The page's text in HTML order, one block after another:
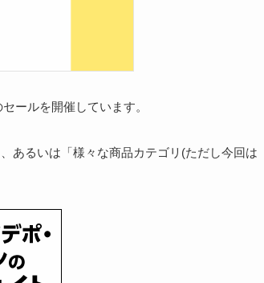
ールを開催しています。
あるいは「様々な商品カテゴリ(ただし今回は